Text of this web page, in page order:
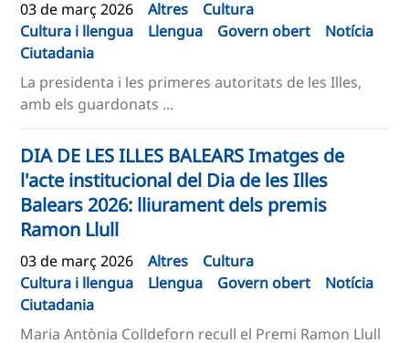
03 de març 2026 Altres
Cultura
Cultura i llengua
Llengua Govern obert
Notícia
Ciutadania
La presidenta i les primeres autoritats de les Illes,
amb els guardonats ...
DIA DE LES ILLES BALEARS Imatges de
l'acte institucional del Dia de les Illes
Balears 2026: lliurament dels premis
Ramon Llull
03 de març 2026 Altres
Cultura
Cultura i llengua
Llengua Govern obert
Notícia
Ciutadania
Maria Antònia Colldeforn recull el Premi Ramon Llull